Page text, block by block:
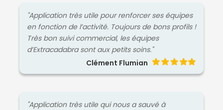
"Application très utile pour renforcer ses équipes
en fonction de l’activité. Toujours de bons profils !
Très bon suivi commercial, les équipes
d’Extracadabra sont aux petits soins."
Clément Flumian
"Application très utile qui nous a sauvé à